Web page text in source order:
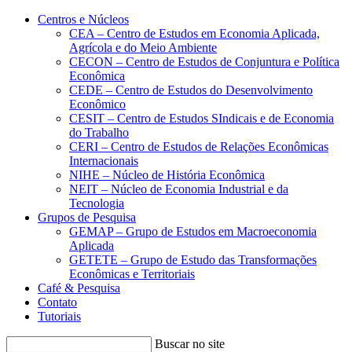
Conteúdo principal Menu principal
Centros e Núcleos
CEA – Centro de Estudos em Economia Aplicada,
Agrícola e do Meio Ambiente
CECON – Centro de Estudos de Conjuntura e Política
Econômica
CEDE – Centro de Estudos do Desenvolvimento
Econômico
CESIT – Centro de Estudos SIndicais e de Economia
do Trabalho
CERI – Centro de Estudos de Relações Econômicas
Internacionais
NIHE – Núcleo de História Econômica
NEIT – Núcleo de Economia Industrial e da
Tecnologia
Grupos de Pesquisa
GEMAP – Grupo de Estudos em Macroeconomia
Aplicada
GETETE – Grupo de Estudo das Transformações
Econômicas e Territoriais
Café & Pesquisa
Contato
Tutoriais
Buscar no site